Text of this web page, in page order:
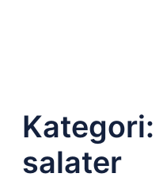
Kategori:
salater